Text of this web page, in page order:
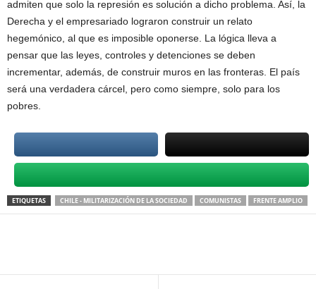
admiten que solo la represión es solución a dicho problema. Así, la
Derecha y el empresariado lograron construir un relato
hegemónico, al que es imposible oponerse. La lógica lleva a
pensar que las leyes, controles y detenciones se deben
incrementar, además, de construir muros en las fronteras. El país
será una verdadera cárcel, pero como siempre, solo para los
pobres.
ETIQUETAS CHILE - MILITARIZACIÓN DE LA SOCIEDAD COMUNISTAS FRENTE AMPLIO